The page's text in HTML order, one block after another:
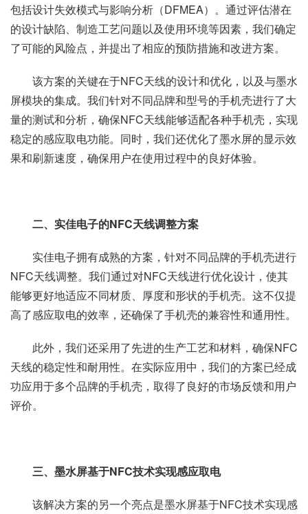
包括设计失效模式与影响分析（DFMEA）。通过评估潜在
的设计缺陷、制造工艺问题以及使用环境等因素，我们确定
了可能的风险点，并提出了相应的预防措施和改进方案。
该方案的关键在于NFC天线的设计和优化，以及与墨水
屏模块的集成。我们针对不同品牌和型号的手机壳进行了大
量的测试和分析，确保NFC天线能够适配各种手机壳，实现
稳定的感应取电功能。同时，我们还优化了墨水屏的显示效
果和刷新速度，确保用户在使用过程中的良好体验。
二、实佳电子的NFC天线调整方案
实佳电子拥有成熟的方案，针对不同品牌的手机壳进行
NFC天线调整。我们通过对NFC天线进行优化设计，使其
能够更好地适应不同材质、厚度和形状的手机壳。这不仅提
高了感应取电的效率，还确保了手机壳的兼容性和通用性。
此外，我们还采用了先进的生产工艺和材料，确保NFC
天线的稳定性和耐用性。在实际应用中，我们的方案已经成
功应用于多个品牌的手机壳，取得了良好的市场反馈和用户
评价。
三、墨水屏基于NFC技术实现感应取电
该解决方案的另一个亮点是墨水屏基于NFC技术实现感